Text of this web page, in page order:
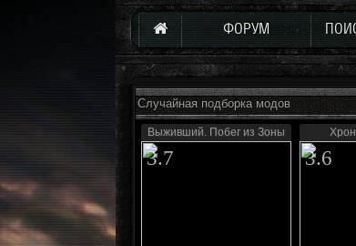
ФОРУМ
Случайная подборка модов
Выживший. Побег из Зоны
3.7 3.6